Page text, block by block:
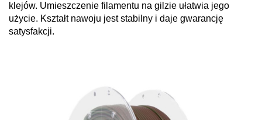
klejów. Umieszczenie filamentu na gilzie ułatwia jego
użycie. Kształt nawoju jest stabilny i daje gwarancję
satysfakcji.